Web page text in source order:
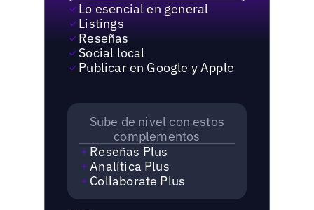
Lo esencial en general
Listings
Reseñas
Social local
Publicar en Google y Apple
Sube de nivel con estos
complementos
Reseñas Plus
Analítica Plus
Collaborate Plus